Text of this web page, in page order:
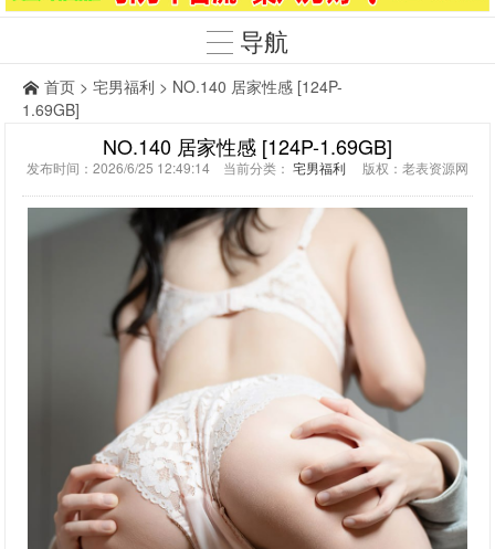
导航
首页 > 宅男福利 > NO.140 居家性感 [124P-
1.69GB]
NO.140 居家性感 [124P-1.69GB]
发布时间：2026/6/25 12:49:14 当前分类： 宅男福利 版权：老表资源网